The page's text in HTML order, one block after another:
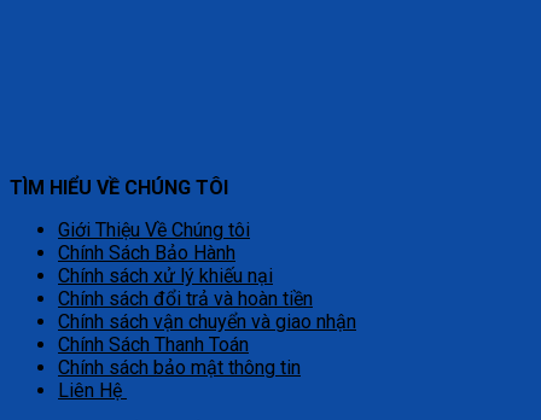
TÌM HIỂU VỀ CHÚNG TÔI
Giới Thiệu Về Chúng tôi
Chính Sách Bảo Hành
Chính sách xử lý khiếu nại
Chính sách đổi trả và hoàn tiền
Chính sách vận chuyển và giao nhận
Chính Sách Thanh Toán
Chính sách bảo mật thông tin
Liên Hệ